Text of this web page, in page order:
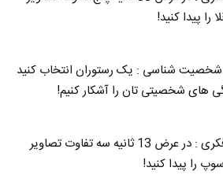
را پیدا کنید!
شناسی : یک رستوران انتخاب کنید
های شخصیتی تان را آشکار کنیم!
بازی فکری : در عرض 13 ثانیه سه تفاوت تصاویر
را پیدا کنید!